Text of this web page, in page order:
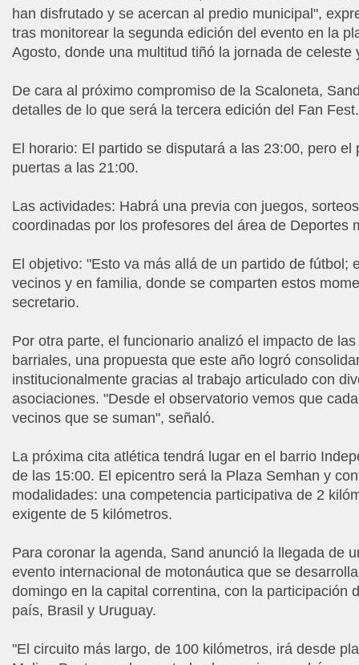
han disfrutado y se acercan al predio municipal",
tras monitorear la segunda edición del evento en la
Agosto, donde una multitud tiñó la jornada de celeste
De cara al próximo compromiso de la Scaloneta,
detalles de lo que será la tercera edición del Fan Fest.
El horario: El partido se disputará a las 23:00, pero el
puertas a las 21:00.
Las actividades: Habrá una previa con juegos,
coordinadas por los profesores del área de Deportes
El objetivo: "Esto va más allá de un partido de fútbol;
vecinos y en familia, donde se comparten estos
secretario.
Por otra parte, el funcionario analizó el impacto de
barriales, una propuesta que este año logró
institucionalmente gracias al trabajo articulado con
asociaciones. "Desde el observatorio vemos que
vecinos que se suman", señaló.
La próxima cita atlética tendrá lugar en el barrio
de las 15:00. El epicentro será la Plaza Semhan y
modalidades: una competencia participativa de 2
exigente de 5 kilómetros.
Para coronar la agenda, Sand anunció la llegada de
evento internacional de motonáutica que se
domingo en la capital correntina, con la participación
país, Brasil y Uruguay.
"El circuito más largo, de 100 kilómetros, irá desde